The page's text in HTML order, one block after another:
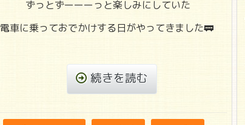
ずっとずーーーっと楽しみにしていた
電車に乗っておでかけする日がやってきました🚃
続きを読む